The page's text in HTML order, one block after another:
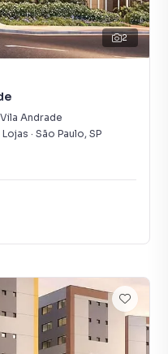
2
Vila Andrade
· São Paulo, SP